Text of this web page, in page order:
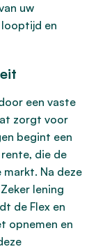
uw
en
een vaste
zorgt voor
begint een
die de
Na deze
lening
de Flex en
opnemen en